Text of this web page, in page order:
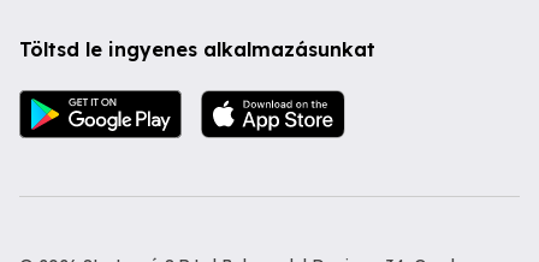
Töltsd le ingyenes alkalmazásunkat